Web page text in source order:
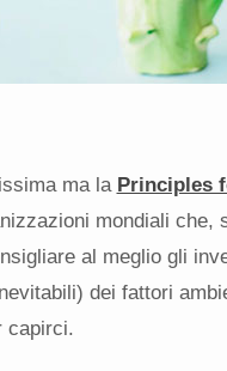
ma la Principles
mondiali che,
al meglio gli
dei fattori
capirci.